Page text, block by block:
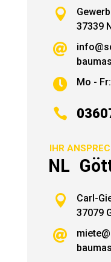

37339

 Mo -

IHR
NL

Carl-
37079
